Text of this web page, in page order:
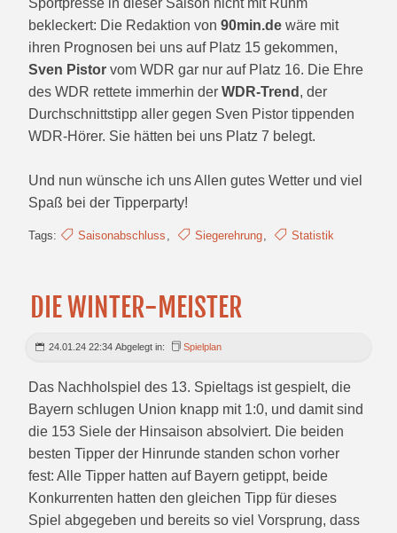
Sportpresse in dieser Saison nicht mit Ruhm
bekleckert: Die Redaktion von90min.de wäre mit
ihren Prognosen bei uns auf Platz 15 gekommen,
Sven Pistorvom WDR gar nur auf Platz 16. Die Ehre
des WDR rettete immerhin der WDR-Trend , der
Durchschnittstipp aller gegen Sven Pistor tippenden
WDR-Hörer. Sie hätten bei uns Platz 7 belegt.
Und nun wünsche ich uns Allen gutes Wetter und viel
Spaß bei der Tipperparty!
Tags: Saisonabschluss , Siegerehrung, Statistik
DIE WINTER-MEISTER
24.01.24 22:34 Abgelegt in: Spielplan
Das Nachholspiel des 13. Spieltags ist gespielt, die
Bayern schlugen Union knapp mit 1:0, und damit sind
die 153 Siele der Hinsaison absolviert. Die beiden
besten Tipper der Hinrunde standen schon vorher
fest: Alle Tipper hatten auf Bayern getippt, beide
Konkurrenten hatten den gleichen Tipp für dieses
Spiel abgegeben und bereits so viel Vorsprung, dass